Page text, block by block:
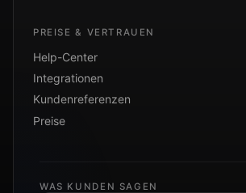
PREISE & VERTRAUEN
Help-Center
Integrationen
Kundenreferenzen
Preise
WAS KUNDEN SAGEN